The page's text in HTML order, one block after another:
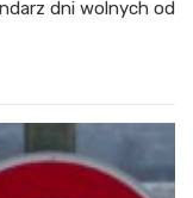
dni wolnych od